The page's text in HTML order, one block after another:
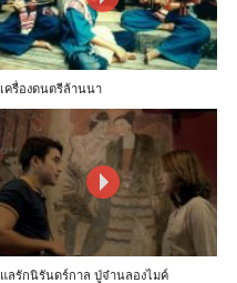
เครื่องดนตรีล้านนา
แลรักนิรันดร์กาล ปู่จ๋านลองไมค์